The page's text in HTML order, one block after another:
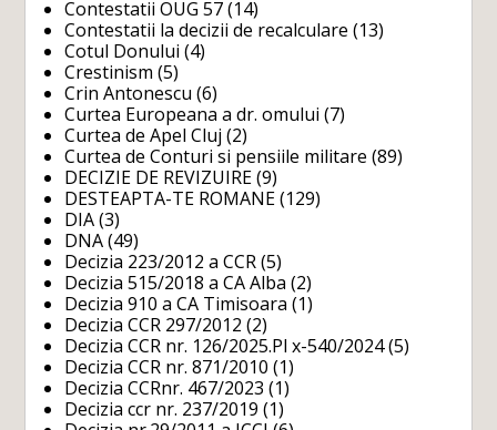
Contestatii OUG 57 (14)
Contestatii la decizii de recalculare (13)
Cotul Donului (4)
Crestinism (5)
Crin Antonescu (6)
Curtea Europeana a dr. omului (7)
Curtea de Apel Cluj (2)
Curtea de Conturi si pensiile militare (89)
DECIZIE DE REVIZUIRE (9)
DESTEAPTA-TE ROMANE (129)
DIA (3)
DNA (49)
Decizia 223/2012 a CCR (5)
Decizia 515/2018 a CA Alba (2)
Decizia 910 a CA Timisoara (1)
Decizia CCR 297/2012 (2)
Decizia CCR nr. 126/2025.Pl x-540/2024(5)
Decizia CCR nr. 871/2010 (1)
Decizia CCRnr. 467/2023 (1)
Decizia ccr nr. 237/2019 (1)